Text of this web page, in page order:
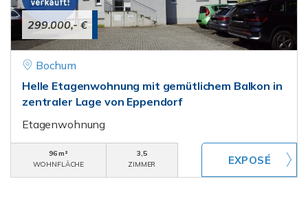
299.000,- €
Bochum
Helle Etagenwohnung mit gemütlichem Balkon in
zentraler Lage von Eppendorf
Etagenwohnung
96 m²
WOHNFLÄCHE
3,5
ZIMMER